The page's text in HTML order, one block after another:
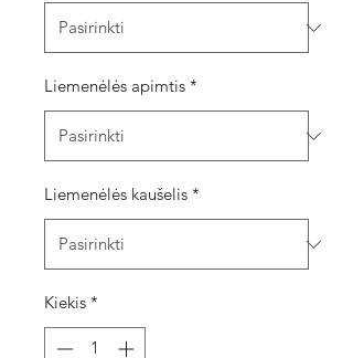
Liemenėlės apimtis *
Liemenėlės kaušelis *
Kiekis *